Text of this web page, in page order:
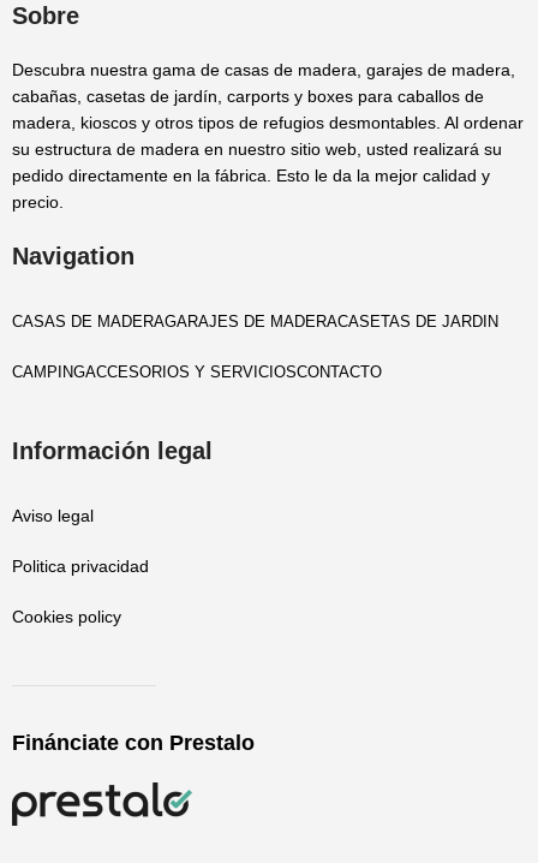
Sobre
Descubra nuestra gama de casas de madera, garajes de madera,
cabañas, casetas de jardín, carports y boxes para caballos de
madera, kioscos y otros tipos de refugios desmontables. Al ordenar
su estructura de madera en nuestro sitio web, usted realizará su
pedido directamente en la fábrica. Esto le da la mejor calidad y
precio.
Navigation
CASAS DE MADERAGARAJES DE MADERACASETAS DE JARDIN
CAMPINGACCESORIOS Y SERVICIOSCONTACTO
Información legal
Aviso legal
Politica privacidad
Cookies policy
Finánciate con Prestalo